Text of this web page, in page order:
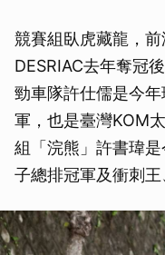
競賽組臥虎藏龍，
DESRIAC去年奪冠
勁車隊許仕儒是今
軍，也是臺灣KOM
組「浣熊」許書瑋
子總排冠軍及衝刺王